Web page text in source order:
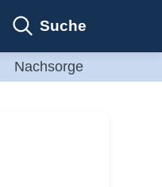
Suche
Nachsorge